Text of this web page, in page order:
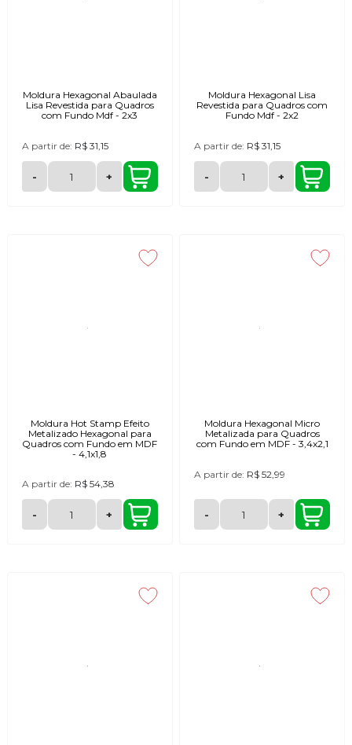
Moldura Hexagonal Abaulada
Lisa Revestida para Quadros
com Fundo Mdf - 2x3
A partir de: R$ 31,15
- +
Moldura Hexagonal Lisa
Revestida para Quadros com
Fundo Mdf - 2x2
A partir de: R$ 31,15
- +
Moldura Hot Stamp Efeito
Metalizado Hexagonal para
Quadros com Fundo em MDF
- 4,1x1,8
A partir de: R$ 54,38
- +
Moldura Hexagonal Micro
Metalizada para Quadros
com Fundo em MDF - 3,4x2,1
A partir de: R$ 52,99
- +